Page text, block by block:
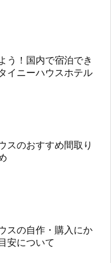
う！国内で宿泊でき
イニーハウスホテル
スのおすすめ間取り
スの自作・購入にか
安について